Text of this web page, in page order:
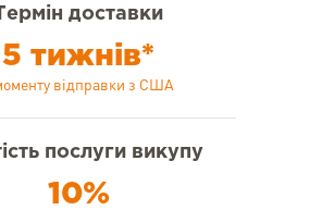
доставки
5 тижнів*
відправки з США
послуги викупу
10%